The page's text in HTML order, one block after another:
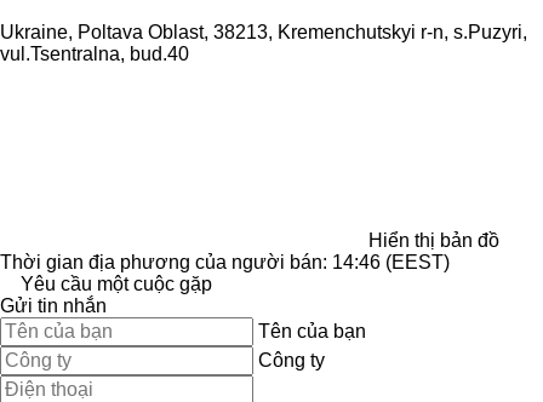
Ukraine, Poltava Oblast, 38213, Kremenchutskyi r-n, s.Puzyri,
vul.Tsentralna, bud.40
Hiển thị bản đồ
Thời gian địa phương của người bán: 14:46 (EEST)
Yêu cầu một cuộc gặp
Gửi tin nhắn
Tên của bạn
Công ty